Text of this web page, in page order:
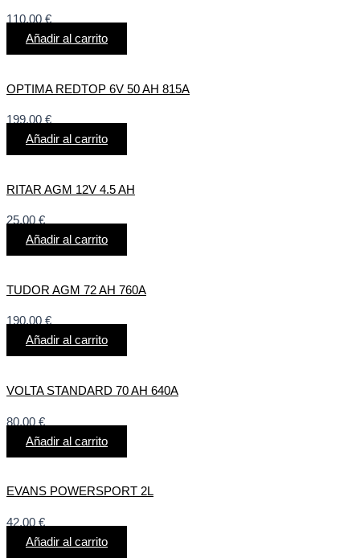
110,00 €
Añadir al carrito
OPTIMA REDTOP 6V 50 AH 815A
199,00 €
Añadir al carrito
RITAR AGM 12V 4.5 AH
25,00€
Añadir al carrito
TUDOR AGM 72 AH 760A
190,00€
Añadir al carrito
VOLTA STANDARD 70 AH 640A
80,00 €
Añadir al carrito
EVANS POWERSPORT 2L
42,00 €
Añadir al carrito